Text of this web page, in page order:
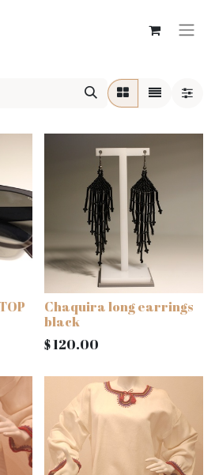
Chaquira long earrings
black
$120.00